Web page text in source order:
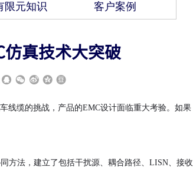
限元知识 客户案例
真技术大突破
线缆的挑战，产品的EMC设计面临重大考验。如果
方法，建立了包括干扰源、耦合路径、LISN、接收